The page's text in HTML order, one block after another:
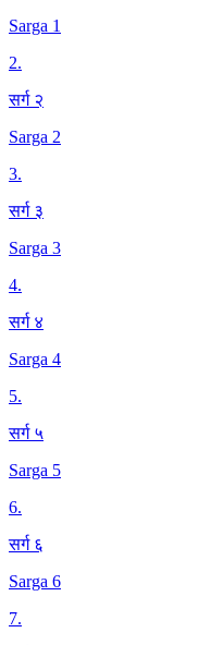
Sarga 1
2.
सर्ग २
Sarga 2
3.
सर्ग ३
Sarga 3
4.
सर्ग ४
Sarga 4
5.
सर्ग ५
Sarga 5
6.
सर्ग ६
Sarga 6
7.